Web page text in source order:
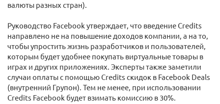
валюты разных стран).
Руководство Facebook утверждает, что введение Credits
направлено не на повышение доходов компании, а на то,
чтобы упростить жизнь разработчиков и пользователей,
которым будет удобнее покупать виртуальные товары в
играх и других приложениях. Эксперты также заметили
случаи оплаты с помощью Credits скидок в Facebook Deals
(внутренний Групон). Тем не менее, при использовании
Credits Facebook будет взимать комиссию в 30%.